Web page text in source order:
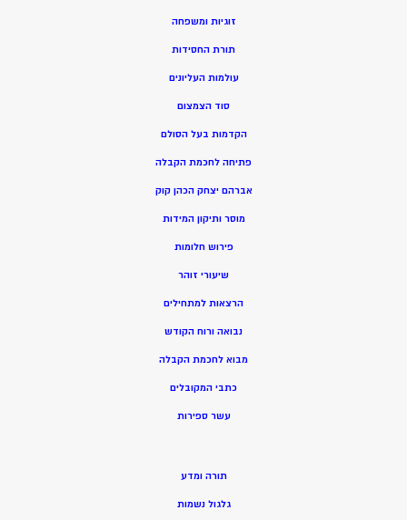
זוגיות ומשפחה
תורת החסידות
עולמות העליונים
סוד הצמצום
הקדמות בעל הסולם
פתיחה לחכמת הקבלה
אברהם יצחק הכהן קוק
מוסר ותיקון המידות
פירוש חלומות
שיעורי זוהר
הרצאות למתחילים
נבואה ורוח הקודש
מבוא לחכמת הקבלה
כתבי המקובלים
עשר ספירות
תורה ומדע
גלגול נשמות